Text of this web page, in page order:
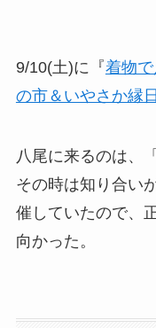
9/10(土)に『着物
の市＆いやさか縁日
八尾に来るのは、
その時は知り合い
催していたので、
向かった。